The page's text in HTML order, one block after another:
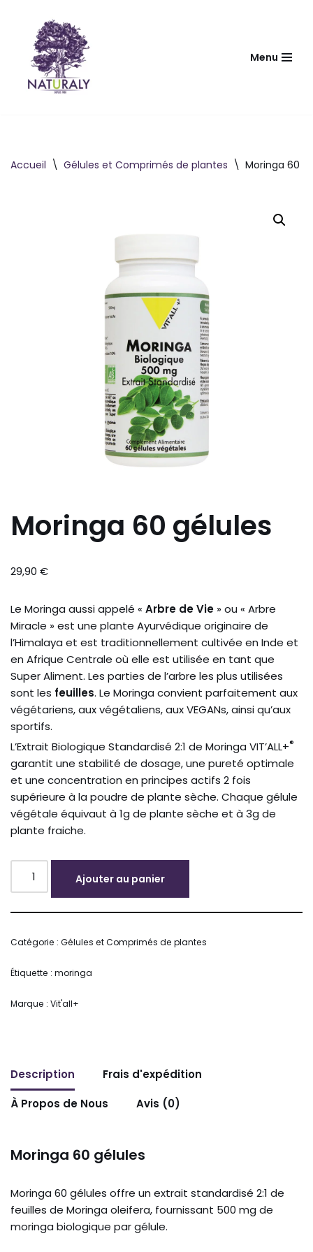
contenu
Menu
Accueil \ Gélules et Comprimés de plantes \ Moringa 60
Moringa 60 gélules
29,90 €
Le Moringa aussi appelé « Arbre de Vie » ou « Arbre
Miracle » est une plante Ayurvédique originaire de
l’Himalaya et est traditionnellement cultivée en Inde et
en Afrique Centrale où elle est utilisée en tant que
Super Aliment. Les parties de l’arbre les plus utilisées
sont les feuilles. Le Moringa convient parfaitement aux
végétariens, aux végétaliens, aux VEGANs, ainsi qu’aux
sportifs.
L’Extrait Biologique Standardisé 2:1 de Moringa VIT’ALL+®
garantit une stabilité de dosage, une pureté optimale
et une concentration en principes actifs 2 fois
supérieure à la poudre de plante sèche. Chaque gélule
végétale équivaut à 1g de plante sèche et à 3g de
plante fraiche.
Ajouter au panier
Catégorie : Gélules et Comprimés de plantes
Étiquette : moringa
Marque : Vit'all+
Description
Frais d'expédition
À Propos de Nous
Avis (0)
Moringa 60 gélules
Moringa 60 gélules offre un extrait standardisé 2:1 de
feuilles de Moringa oleifera, fournissant 500 mg de
moringa biologique par gélule.